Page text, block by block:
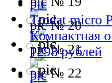
№ 20
№ 21
№ 22
Trodat micro
Компактная
1298 рублей